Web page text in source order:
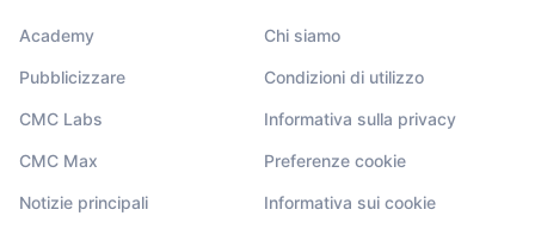
Academy
Pubblicizzare
CMC Labs
CMC Max
Notizie principali
Chi siamo
Condizioni di utilizzo
Informativa sulla privacy
Preferenze cookie
Informativa sui cookie